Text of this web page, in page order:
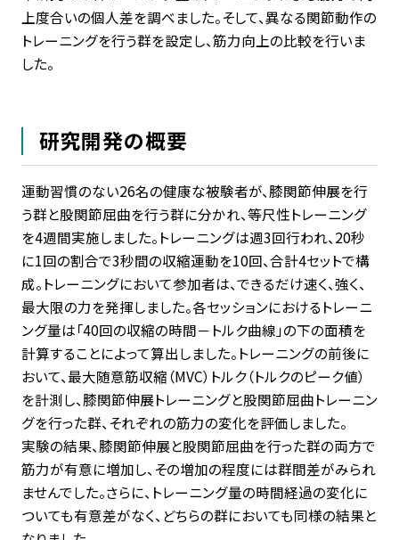
上度合いの個人差を調べました。そして、異なる関節動作の
トレーニングを行う群を設定し、筋力向上の比較を行いま
した。
研究開発の概要
運動習慣のない26名の健康な被験者が、膝関節伸展を行
う群と股関節屈曲を行う群に分かれ、等尺性トレーニング
を4週間実施しました。トレーニングは週3回行われ、20秒
に1回の割合で3秒間の収縮運動を10回、合計4セットで構
成。トレーニングにおいて参加者は、できるだけ速く、強く、
最大限の力を発揮しました。各セッションにおけるトレーニ
ング量は「40回の収縮の時間－トルク曲線」の下の面積を
計算することによって算出しました。トレーニングの前後に
おいて、最大随意筋収縮（MVC）トルク（トルクのピーク値）
を計測し、膝関節伸展トレーニングと股関節屈曲トレーニン
グを行った群、それぞれの筋力の変化を評価しました。
実験の結果、膝関節伸展と股関節屈曲を行った群の両方で
筋力が有意に増加し、その増加の程度には群間差がみられ
ませんでした。さらに、トレーニング量の時間経過の変化に
ついても有意差がなく、どちらの群においても同様の結果と